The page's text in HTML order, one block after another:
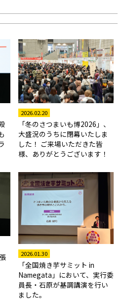
2026.02.20
「冬のさつまいも博2026」、
大盛況のうちに閉幕いたしま
した！ ご来場いただきた皆
様、ありがとうございます！
2026.01.30
「全国焼き芋サミット in
Namegata」において、実行委
員長・石原が基調講演を行い
ました。